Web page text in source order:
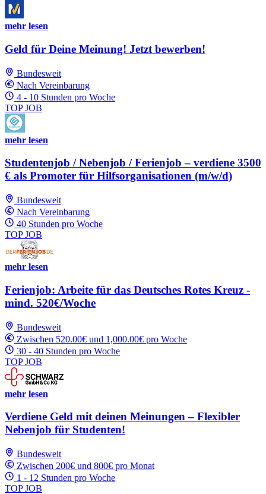
mehr lesen
Geld für Deine Meinung! Jetzt bewerben!
Bundesweit
Nach Vereinbarung
4 - 10 Stunden pro Woche
TOP JOB
mehr lesen
Studentenjob / Nebenjob / Ferienjob – verdiene 3500
€ als Promoter für Hilfsorganisationen (m/w/d)
Bundesweit
Nach Vereinbarung
40 Stunden pro Woche
TOP JOB
mehr lesen
Ferienjob: Arbeite für das Deutsches Rotes Kreuz -
mind. 520€/Woche
Bundesweit
Zwischen 520.00€ und 1,000.00€ pro Woche
30 - 40 Stunden pro Woche
TOP JOB
mehr lesen
Verdiene Geld mit deinen Meinungen – Flexibler
Nebenjob für Studenten!
Bundesweit
Zwischen 200€ und 800€ pro Monat
1 - 12 Stunden pro Woche
TOP JOB